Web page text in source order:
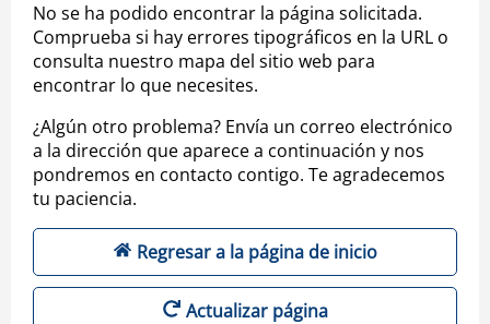
No se ha podido encontrar la página solicitada.
Comprueba si hay errores tipográficos en la URL o
consulta nuestro mapa del sitio web para
encontrar lo que necesites.
¿Algún otro problema? Envía un correo electrónico
a la dirección que aparece a continuación y nos
pondremos en contacto contigo. Te agradecemos
tu paciencia.
Regresar a la página de inicio
Actualizar página